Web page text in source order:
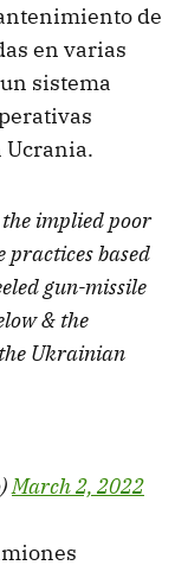
de
en varias
sistema
Ucrania.
implied poor
based
gun-missile
& the
Ukrainian
March 2, 2022